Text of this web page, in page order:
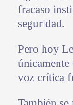
fracaso
seguridad.
Pero hoy
voz crítica